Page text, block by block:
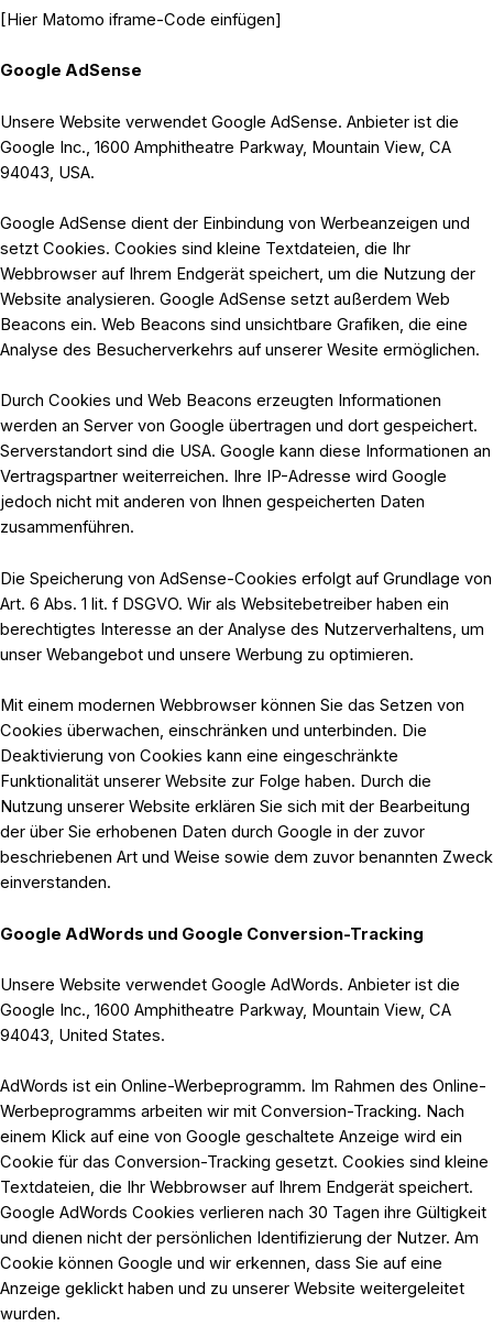
[Hier Matomo iframe-Code einfügen]
Google AdSense
Unsere Website verwendet Google AdSense. Anbieter ist die
Google Inc., 1600 Amphitheatre Parkway, Mountain View, CA
94043, USA.
Google AdSense dient der Einbindung von Werbeanzeigen und
setzt Cookies. Cookies sind kleine Textdateien, die Ihr
Webbrowser auf Ihrem Endgerät speichert, um die Nutzung der
Website analysieren. Google AdSense setzt außerdem Web
Beacons ein. Web Beacons sind unsichtbare Grafiken, die eine
Analyse des Besucherverkehrs auf unserer Wesite ermöglichen.
Durch Cookies und Web Beacons erzeugten Informationen
werden an Server von Google übertragen und dort gespeichert.
Serverstandort sind die USA. Google kann diese Informationen an
Vertragspartner weiterreichen. Ihre IP-Adresse wird Google
jedoch nicht mit anderen von Ihnen gespeicherten Daten
zusammenführen.
Die Speicherung von AdSense-Cookies erfolgt auf Grundlage von
Art. 6 Abs. 1 lit. f DSGVO. Wir als Websitebetreiber haben ein
berechtigtes Interesse an der Analyse des Nutzerverhaltens, um
unser Webangebot und unsere Werbung zu optimieren.
Mit einem modernen Webbrowser können Sie das Setzen von
Cookies überwachen, einschränken und unterbinden. Die
Deaktivierung von Cookies kann eine eingeschränkte
Funktionalität unserer Website zur Folge haben. Durch die
Nutzung unserer Website erklären Sie sich mit der Bearbeitung
der über Sie erhobenen Daten durch Google in der zuvor
beschriebenen Art und Weise sowie dem zuvor benannten Zweck
einverstanden.
Google AdWords und Google Conversion-Tracking
Unsere Website verwendet Google AdWords. Anbieter ist die
Google Inc., 1600 Amphitheatre Parkway, Mountain View, CA
94043, United States.
AdWords ist ein Online-Werbeprogramm. Im Rahmen des Online-
Werbeprogramms arbeiten wir mit Conversion-Tracking. Nach
einem Klick auf eine von Google geschaltete Anzeige wird ein
Cookie für das Conversion-Tracking gesetzt. Cookies sind kleine
Textdateien, die Ihr Webbrowser auf Ihrem Endgerät speichert.
Google AdWords Cookies verlieren nach 30 Tagen ihre Gültigkeit
und dienen nicht der persönlichen Identifizierung der Nutzer. Am
Cookie können Google und wir erkennen, dass Sie auf eine
Anzeige geklickt haben und zu unserer Website weitergeleitet
wurden.